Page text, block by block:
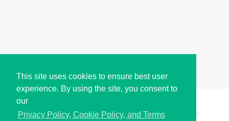
This site uses cookies to ensure best user
experience. By using the site, you consent to
our
Privacy Policy, Cookie Policy, and Terms
Copyright © i2Symbol 2011-2026, Sciweavers LLC 194